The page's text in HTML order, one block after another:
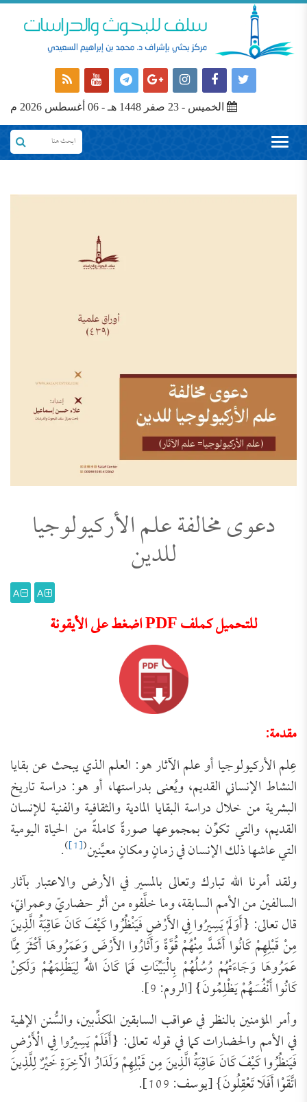
الخميس - 23 صفر 1448 هـ - 06 أغسطس 2026 م
دعوى مخالفة علم الأركيولوجيا
للدين
A
A
للتحميل كملف PDF اضغط على الأيقونة
مقدمة:
عِلم الأركيولوجيا أو علم الآثار هو: العلم الذي يبحث عن بقايا
النشاط الإنساني القديم، ويُعنى بدراستها، أو هو: دراسة تاريخ
البشرية من خلال دراسة البقايا المادية والثقافية والفنية للإنسان
القديم، والتي تكوِّن بمجموعها صورةً كاملةً من الحياة اليومية
التي عاشها ذلك الإنسان في زمانٍ ومكانٍ معيَّنين(
[1]
)
.
ولقد أمرنا الله تبارك وتعالى بالمسير في الأرض والاعتبار بآثار
السالفين من الأمم السابقة، وما خلَّفوه من أثر حضاريّ وعمرانيّ،
قال تعالى: {أَوَلَمْ يَسِيرُوا فِي الأَرْضِ فَيَنْظُرُوا كَيْفَ كَانَ عَاقِبَةُ الَّذِينَ
مِنْ قَبْلِهِمْ كَانُوا أَشَدَّ مِنْهُمْ قُوَّةً وَأَثَارُوا الأَرْضَ وَعَمَرُوهَا أَكْثَرَ مِمَّا
عَمَرُوهَا وَجَاءَتْهُمْ رُسُلُهُمْ بِالْبَيِّنَاتِ فَمَا كَانَ اللَّهُ لِيَظْلِمَهُمْ وَلَكِنْ
كَانُوا أَنْفُسَهُمْ يَظْلِمُونَ} [الروم: 9].
وأمر المؤمنين بالنظر في عواقب السابقين المكذِّبين، والسُّنن الإلهية
في الأمم والحضارات كما في قوله تعالى: {أَفَلَمْ يَسِيرُوا فِي الْأَرْضِ
فَيَنظُرُوا كَيْفَ كَانَ عَاقِبَةُ الَّذِينَ مِن قَبْلِهِمْ وَلَدَارُ الْآخِرَةِ خَيْرٌ لِلَّذِينَ
اتَّقَوْا أَفَلَا تَعْقِلُونَ} [يوسف: 109].